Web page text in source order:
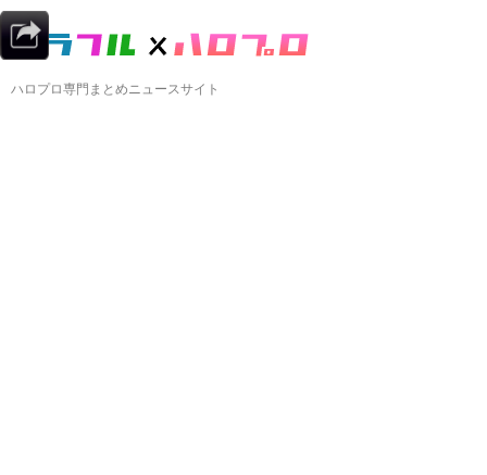
ハロプロ専門まとめニュースサイト